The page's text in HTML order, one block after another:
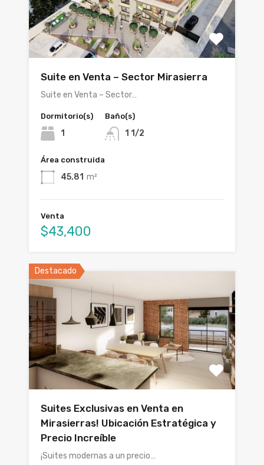
Suite en Venta – Sector Mirasierra
Suite en Venta – Sector…
Dormitorio(s)
1
Baño(s)
1 1/2
Área construida
45.81 m²
Venta
$43,400
Destacado
Suites Exclusivas en Venta en
Mirasierras! Ubicación Estratégica y
Precio Increíble
¡Suites modernas a un precio…